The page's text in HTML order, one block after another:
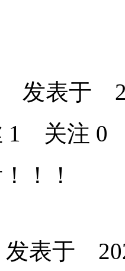
发表于
1 关注 0
！！
表于